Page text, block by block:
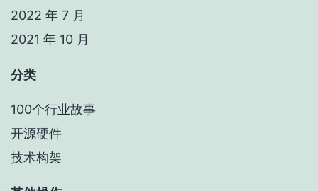
2022 年 7 月
2021 年 10 月
分类
100个行业故事
开源硬件
技术构架